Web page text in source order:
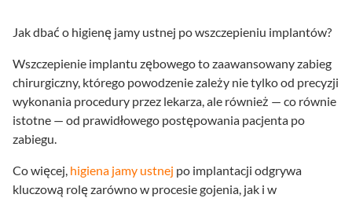
Jak dbać o higienę jamy ustnej po wszczepieniu implantów?
Wszczepienie implantu zębowego to zaawansowany zabieg
chirurgiczny, którego powodzenie zależy nie tylko od precyzji
wykonania procedury przez lekarza, ale również — co równie
istotne — od prawidłowego postępowania pacjenta po
zabiegu.
Co więcej, higiena jamy ustnej po implantacji odgrywa
kluczową rolę zarówno w procesie gojenia, jak i w